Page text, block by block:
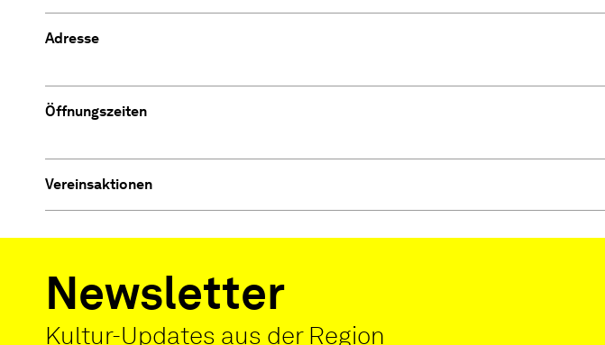
Adresse
Öffnungszeiten
Vereinsaktionen
Newsletter
Kultur-Updates aus der Region